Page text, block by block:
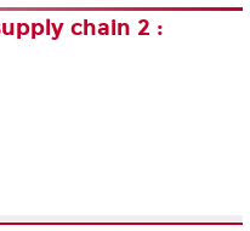
chain 2 :